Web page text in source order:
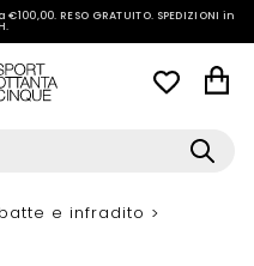
€100,00.RESO GRATUITO. SPEDIZIONI in
.
e infradito